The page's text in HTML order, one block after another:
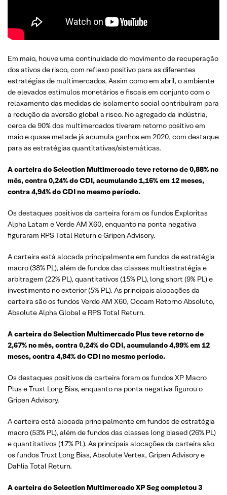
Em maio, houve uma continuidade do movimento de recuperação
dos ativos de risco, com reflexo positivo para as diferentes
estratégias de multimercados. Assim como em abril, o ambiente
de elevados estímulos monetários e fiscais em conjunto com o
relaxamento das medidas de isolamento social contribuíram para
a redução da aversão global a risco. No agregado da indústria,
cerca de 90% dos multimercados tiveram retorno positivo em
maio e quase metade já acumula ganhos em 2020, com destaque
para as estratégias quantitativas/sistemáticas.
A carteira do Selection Multimercado teve retorno de 0,88% no
mês, contra 0,24% do CDI, acumulando 1,16% em 12 meses,
contra 4,94% do CDI no mesmo período.
Os destaques positivos da carteira foram os fundos Exploritas
Alpha Latam e Verde AM X60, enquanto na ponta negativa
figuraram RPS Total Return e Gripen Advisory.
A carteira está alocada principalmente em fundos de estratégia
macro (38% PL), além de fundos das classes multiestratégia e
arbitragem (22% PL), quantitativos (15% PL), long short (9% PL) e
investimento no exterior (5% PL). As principais alocações da
carteira são os fundos Verde AM X60, Occam Retorno Absoluto,
Absolute Alpha Global e RPS Total Return.
A carteira do Selection Multimercado Plus teve retorno de
2,67% no mês, contra 0,24% do CDI, acumulando 4,99% em 12
meses, contra 4,94% do CDI no mesmo período.
Os destaques positivos da carteira foram os fundos XP Macro
Plus e Truxt Long Bias, enquanto na ponta negativa figurou o
Gripen Advisory.
A carteira está alocada principalmente em fundos de estratégia
macro (53% PL), além de fundos das classes long biased (26% PL)
e quantitativos (17% PL). As principais alocações da carteira são
os fundos Truxt Long Bias, Absolute Vertex, Gripen Advisory e
Dahlia Total Return.
A carteira do Selection Multimercado XP Seg completou 3